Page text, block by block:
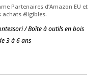
Partenaires d’Amazon EU et
achats éligibles.
/ Boîte à outils en bois
3 à 6 ans